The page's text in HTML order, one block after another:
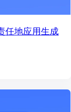
任地应用生成